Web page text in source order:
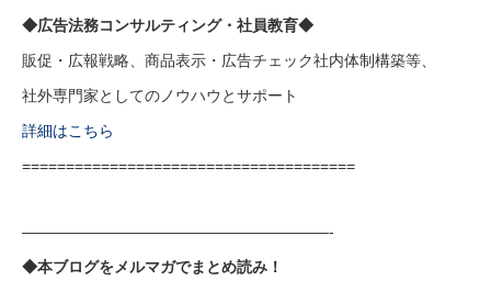
◆広告法務コンサルティング・社員教育◆
販促・広報戦略、商品表示・広告チェック社内体制構築等、
社外専門家としてのノウハウとサポート
詳細はこちら
======================================
————————————————————-
◆本ブログをメルマガでまとめ読み！